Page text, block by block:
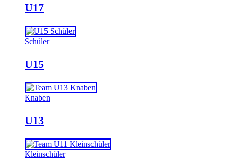
U17
Schüler
U15
Knaben
U13
Kleinschüler